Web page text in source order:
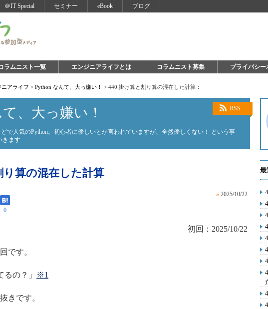
＠IT Special セミナー eBook ブログ
ラムニスト一覧 エンジニアライフとは コラムニスト募集 プライバシー
ニアライフ > Python なんて、大っ嫌い！ > 440.掛け算と割り算の混在した計算：
RSS
、大っ嫌い！
で人気のPython。初心者に優しいとか言われていますが、全然優しくない！ という事
きます
り算の混在した計算
» 2025/10/22
0
初回：2025/10/22
です。
の？」 ※1
きです。
最